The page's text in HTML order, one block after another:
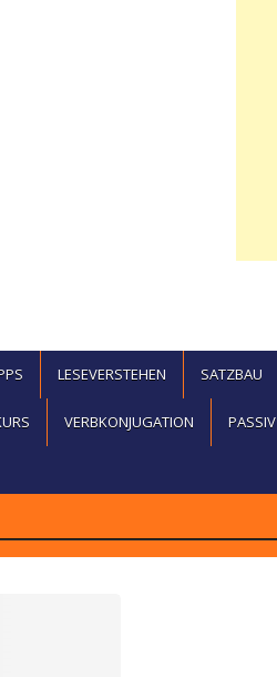
LESEVERSTEHEN SATZBAU
VERBKONJUGATION PASSIV